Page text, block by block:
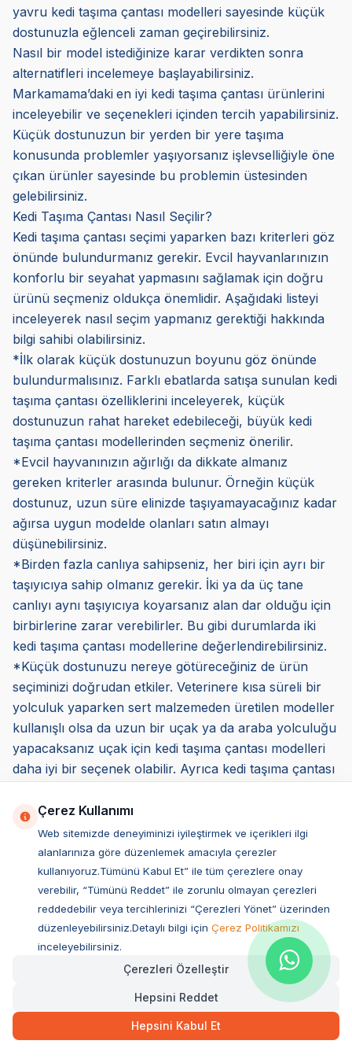
yavru kedi taşıma çantası modelleri sayesinde küçük
dostunuzla eğlenceli zaman geçirebilirsiniz.
Nasıl bir model istediğinize karar verdikten sonra
alternatifleri incelemeye başlayabilirsiniz.
Markamama’daki en iyi kedi taşıma çantası ürünlerini
inceleyebilir ve seçenekleri içinden tercih yapabilirsiniz.
Küçük dostunuzun bir yerden bir yere taşıma
konusunda problemler yaşıyorsanız işlevselliğiyle öne
çıkan ürünler sayesinde bu problemin üstesinden
gelebilirsiniz.
Kedi Taşıma Çantası Nasıl Seçilir?
Kedi taşıma çantası seçimi yaparken bazı kriterleri göz
önünde bulundurmanız gerekir. Evcil hayvanlarınızın
konforlu bir seyahat yapmasını sağlamak için doğru
ürünü seçmeniz oldukça önemlidir. Aşağıdaki listeyi
inceleyerek nasıl seçim yapmanız gerektiği hakkında
bilgi sahibi olabilirsiniz.
*İlk olarak küçük dostunuzun boyunu göz önünde
bulundurmalısınız. Farklı ebatlarda satışa sunulan kedi
taşıma çantası özelliklerini inceleyerek, küçük
dostunuzun rahat hareket edebileceği, büyük kedi
taşıma çantası modellerinden seçmeniz önerilir.
*Evcil hayvanınızın ağırlığı da dikkate almanız
gereken kriterler arasında bulunur. Örneğin küçük
dostunuz, uzun süre elinizde taşıyamayacağınız kadar
ağırsa uygun modelde olanları satın almayı
düşünebilirsiniz.
*Birden fazla canlıya sahipseniz, her biri için ayrı bir
taşıyıcıya sahip olmanız gerekir. İki ya da üç tane
canlıyı aynı taşıyıcıya koyarsanız alan dar olduğu için
birbirlerine zarar verebilirler. Bu gibi durumlarda iki
kedi taşıma çantası modellerine değerlendirebilirsiniz.
*Küçük dostunuzu nereye götüreceğiniz de ürün
seçiminizi doğrudan etkiler. Veterinere kısa süreli bir
yolculuk yaparken sert malzemeden üretilen modeller
kullanışlı olsa da uzun bir uçak ya da araba yolculuğu
yapacaksanız uçak için kedi taşıma çantası modelleri
daha iyi bir seçenek olabilir. Ayrıca kedi taşıma çantası
olmalıdır. Sert ürünler yerine daha yumuşak yapıya
sahip ürünleri tercih edebilirsiniz.
*Seçmiş olduğunuz ürünün, havalandırmasının iyi
olması da belirleyici etkenler arasındadır. Küçük
dostunuzun sağlıklı şekilde nefes alıp vermesine
olanak sunar. Ayrıca sıcak ve soğuk havalarda hava
sirkülasyonu konusunda destek sağlar.
*Kedi taşıma çantası modellerinde bir diğer önemli
etkende temizlik aşamasıdır. Rahat ve kolay
temizlenebilir ürün tercih edebilirsiniz. Böylelikle
hijyenik bir alanda taşıma olanağı sağlamış olursunuz.
*Üretimde kullanılan malzemenin kalitesi ve sağlık
Çerez Kullanımı
Web sitemizde deneyiminizi iyileştirmek ve içerikleri ilgi
alanlarınıza göre düzenlemek amacıyla çerezler
kullanıyoruz.Tümünü Kabul Et” ile tüm çerezlere onay
verebilir, “Tümünü Reddet” ile zorunlu olmayan çerezleri
reddedebilir veya tercihlerinizi “Çerezleri Yönet” üzerinden
düzenleyebilirsiniz.Detaylı bilgi için Çerez Politikamızı
inceleyebilirsiniz.
Çerezleri Özelleştir
Hepsini Reddet
Hepsini Kabul Et